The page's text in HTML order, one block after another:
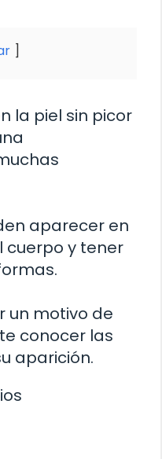
la piel sin picor
aparecer en
y tener
un motivo de
conocer las
aparición.